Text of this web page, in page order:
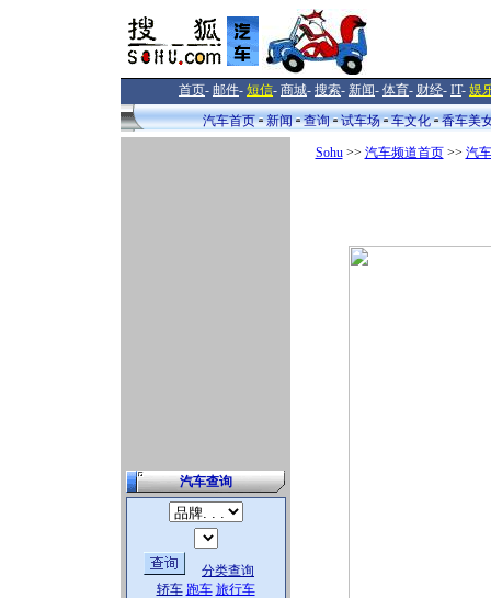
首页- 邮件- 短信- 商城- 搜索- 新闻- 体育- 财经- IT- 娱
汽车首页
新闻 查询 试车场 车文化 香车美
汽车查询
分类查询
轿车 跑车 旅行车
Sohu>> 汽车频道首页>> 汽